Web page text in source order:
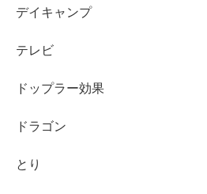
デイキャンプ
テレビ
ドップラー効果
ドラゴン
とり